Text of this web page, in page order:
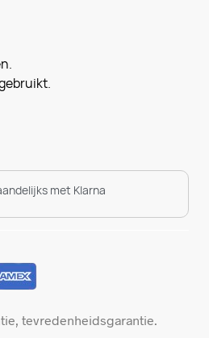
met Klarna
tevredenheidsgarantie.